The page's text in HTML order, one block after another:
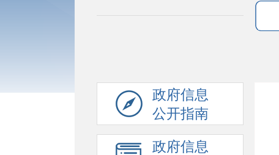
政府信息
公开指南
政府信息